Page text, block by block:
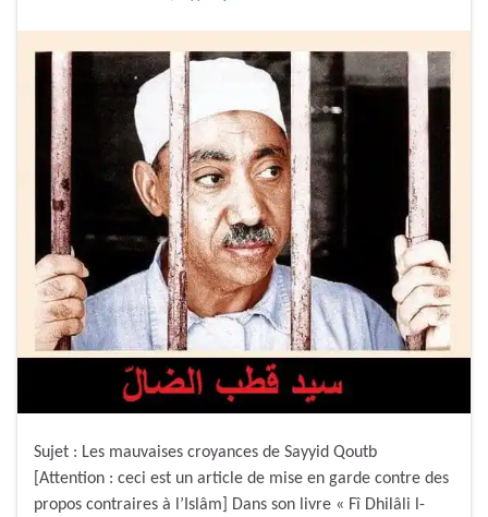
Sujet : Les mauvaises croyances de Sayyid Qoutb
[Attention : ceci est un article de mise en garde contre des
propos contraires à l’Islâm] Dans son livre « Fî Dhilâli l-